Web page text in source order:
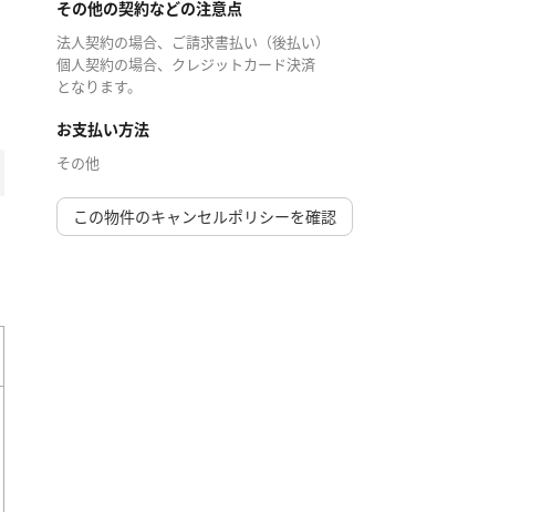
その他の契約などの注意点
法人契約の場合、ご請求書払い（後払い）
個人契約の場合、クレジットカード決済
となります。
お支払い方法
その他
この物件のキャンセルポリシーを確認